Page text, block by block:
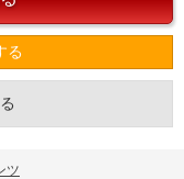
る
ツ